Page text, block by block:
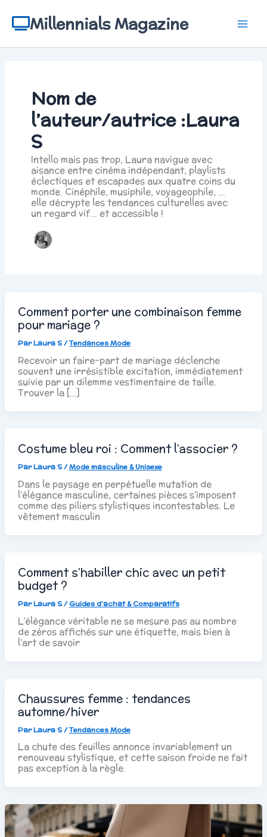
contenuMillennials Magazine
Nom de
l’auteur/autrice :Laura
S
Intello mais pas trop, Laura navigue avec
aisance entre cinéma indépendant, playlists
éclectiques et escapades aux quatre coins du
monde. Cinéphile, musiphile, voyageophile, ...
elle décrypte les tendances culturelles avec
un regard vif... et accessible !
Comment porter une combinaison femme
pour mariage ?
ParLaura S/Tendances Mode
Recevoir un faire-part de mariage déclenche
souvent une irrésistible excitation, immédiatement
suivie par un dilemme vestimentaire de taille.
Trouver la […]
Costume bleu roi : Comment l’associer ?
ParLaura S/Mode masculine & Unisexe
Dans le paysage en perpétuelle mutation de
l’élégance masculine, certaines pièces s’imposent
comme des piliers stylistiques incontestables. Le
vêtement masculin
Comment s’habiller chic avec un petit
budget ?
ParLaura S/Guides d’achat & Comparatifs
L’élégance véritable ne se mesure pas au nombre
de zéros affichés sur une étiquette, mais bien à
l’art de savoir
Chaussures femme : tendances
automne/hiver
ParLaura S/Tendances Mode
La chute des feuilles annonce invariablement un
renouveau stylistique, et cette saison froide ne fait
pas exception à la règle.